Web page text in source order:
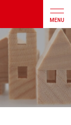
お問合せ
MENU